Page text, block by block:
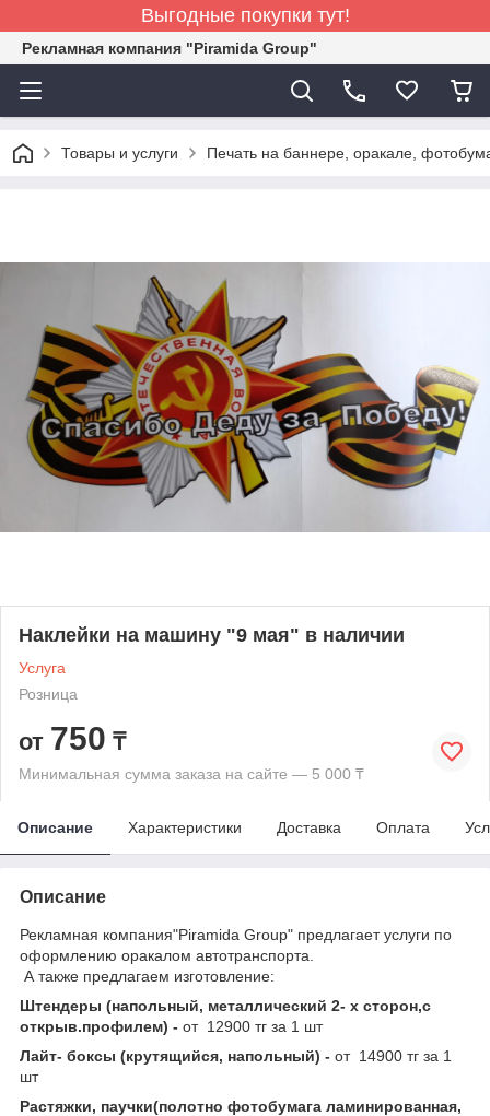
Выгодные покупки тут!
Рекламная компания "Piramida Group"
Товары и услуги Печать на баннере, оракале,
Наклейки на машину "9 мая" в наличии
Услуга
Розница
от 750 ₸
Минимальная сумма заказа на сайте — 5 000 ₸
Описание Характеристики Доставка Оплата
Описание
Рекламная компания"Piramida Group" предлагает услуги по
оформлению оракалом автотранспорта.
А также предлагаем изготовление:
Штендеры (напольный, металлический 2- х сторон,с
открыв.профилем) - от 12900 тг за 1 шт
Лайт- боксы (крутящийся, напольный) - от 14900 тг за 1
шт
Растяжки, паучки(полотно фотобумага ламинированная,